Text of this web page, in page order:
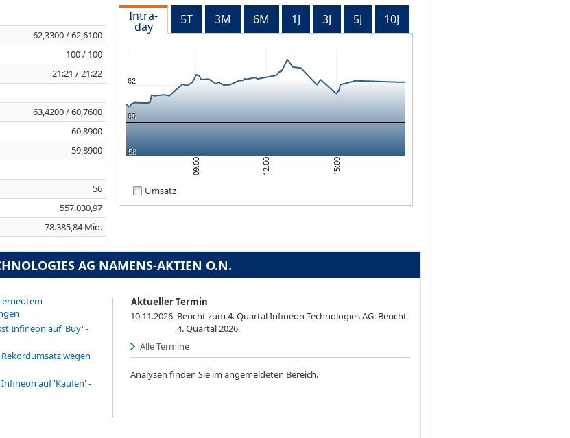
62,3300 / 62,6100
100 / 100
21:21 / 21:22
63,4200 / 60,7600
60,8900
59,8900
56
557.030,97
78.385,84 Mio.
Intra-
day 5T 3M 6M 1J 3J 5J 10J
09:00 12:00 15:00
60
62
58
Umsatz
AG NAMENS-AKTIEN O.N.
erneutem
Infineon auf 'Buy' -
wegen
Infineon auf 'Kaufen' -
Aktueller Termin
10.11.2026 Bericht zum 4. Quartal Infineon Technologies AG: Bericht
4. Quartal 2026
Alle Termine
Analysen finden Sie im angemeldeten Bereich.